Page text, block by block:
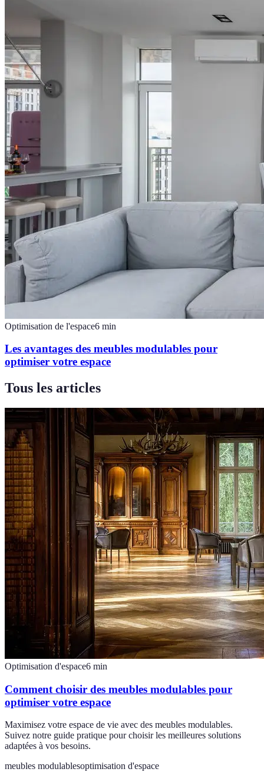
Optimisation de l'espace6 min
Les avantages des meubles modulables pour
optimiser votre espace
Tous les articles
Optimisation d'espace6 min
Comment choisir des meubles modulables pour
optimiser votre espace
Maximisez votre espace de vie avec des meubles modulables.
Suivez notre guide pratique pour choisir les meilleures solutions
adaptées à vos besoins.
meubles modulablesoptimisation d'espace